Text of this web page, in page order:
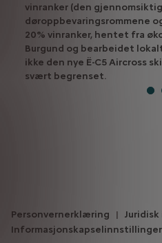
vinranker (den
døroppbevaringsrommene
20% vinranker, hentet fra
Burgund og bearbeidet
ikke den nye Ë-C5 Aircross
svært begrenset.
Personvernerklæring
Informasjonskapselinnstillinger